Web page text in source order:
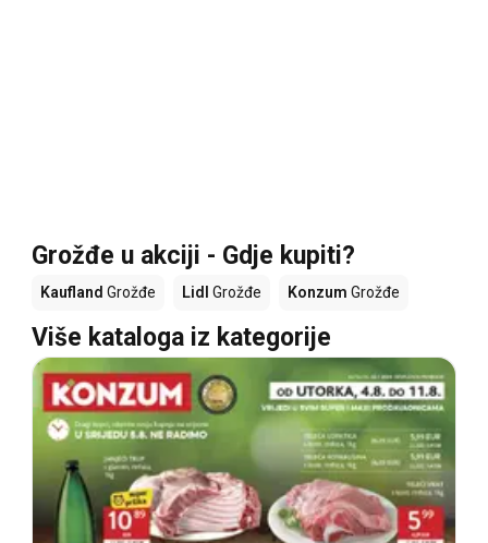
Grožđe u akciji - Gdje kupiti?
Kaufland Grožđe Lidl Grožđe Konzum Grožđe
Više kataloga iz kategorije